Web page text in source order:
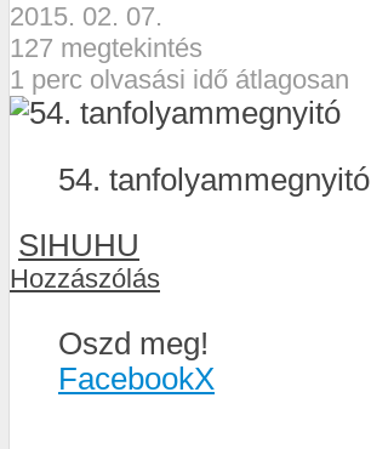
2015. 02. 07.
127 megtekintés
1 perc olvasási idő átlagosan
54. tanfolyammegnyitó
SIHUHU
Hozzászólás
Oszd meg!
FacebookX